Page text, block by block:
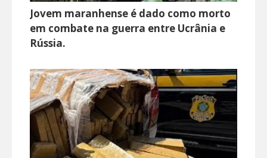
Jovem maranhense é dado como morto
em combate na guerra entre Ucrânia e
Rússia.